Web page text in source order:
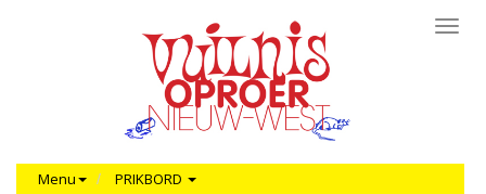
Menu PRIKBORD